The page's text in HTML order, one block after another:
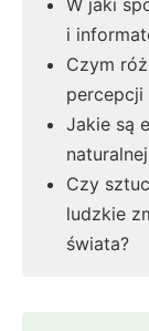
W jaki
i
Czym
percepcji
Jakie są
Czy
ludzkie
świata?